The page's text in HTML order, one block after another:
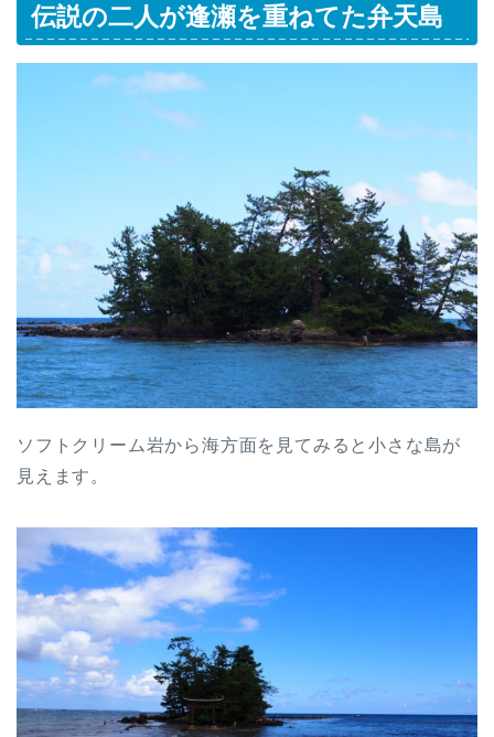
伝説の二人が逢瀬を重ねてた弁天島
ソフトクリーム岩から海方面を見てみると小さな島が
見えます。